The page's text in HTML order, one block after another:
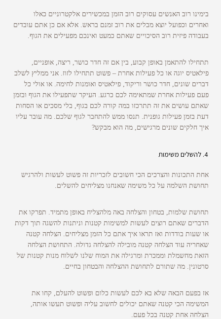
בימינו רוב האנשים עסוקים רוב הזמן במכשירים אלקטרוניים כאלו
ואחרים וכפועל יוצא מבלים את רוב זמנם בראש. אלא אם כן אתם עובדים
בעבודה פיזית רוב הסיכויים שאתם כמעט ואינכם מפעילים את הגוף.
תתחילו להתאמן באופן קבוע, בין אם זה חדר כושר, ריצה, אופניים,
פילאטיס יוגה או כל פעילות אחרת – פשוט תתחילו לזוז. אני ממליץ לשלב
דברים שונים, חדר כושר וריקוד, פילאטיס ואומנות לחימה. או אולי כל
פעם פעילות אחרת שמתאימה לכם כרגע. העיקר שתפעילו את הגוף ובזמן
שאתם עושים את זה תתרכזו במה קורה לכם בגוף, בלי מסכים או הסחות
דעת בזמן פעילות גופנית. תנסו ממש להתחבר לגוף שלכם. מה עובר עליו
איך חלקים שונים מרגישים, מה הוא מבקש?
להשלים משימות
אחת התכונות והצרכים הכי חשובים לזכריות זה פשוט לעשות ולהרגיש
תחושת השלמה על כל משימה שאנחנו מצליחים להשלים.
תחושת שלמות, בטחון והצלחה באה מלהצליח באופן מתמיד. תפרקו את
הדברים שאתם רוצים לעשות למשימות קטנות וניתנות להשגה תוך דקות
או שעות בודדות ואז תראו איך אתם כל הזמן מצליחים. הצלחה קטנה
שאחריה עוד הצלחה קטנה מובילה להצלחה גדולה. התחושת הצלחה
הזאת מחשמלת וממכרת ומרגילה את המוח שלנו לשלוח מנות קטנות של
סרטונין. מה שתורם לתחושת ההצלחה והבטחון בחיים.
אז בפעם הבאה שלא בא לכם לעשות כלום ופשוט להעלם, קחו את
המשימה הכי קטנה שאתם יכולים לחשוב עליה ופשוט תעשו אותה,
הצלחה אחת קטנה בכל פעם.